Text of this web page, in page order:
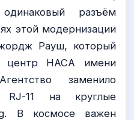
разъём
этой модернизации
Рауш, который
центр НАСА имени
заменило
RJ-11 на круглые
В космосе важен